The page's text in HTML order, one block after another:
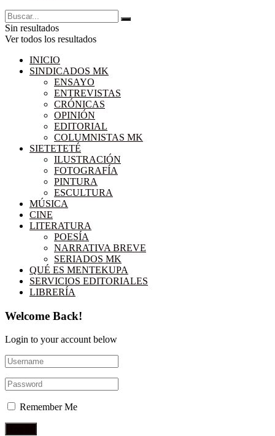
Sin resultados
Ver todos los resultados
INICIO
SINDICADOS MK
ENSAYO
ENTREVISTAS
CRÓNICAS
OPINIÓN
EDITORIAL
COLUMNISTAS MK
SIETETETÉ
ILUSTRACIÓN
FOTOGRAFÍA
PINTURA
ESCULTURA
MÚSICA
CINE
LITERATURA
POESÍA
NARRATIVA BREVE
SERIADOS MK
QUÉ ES MENTEKUPA
SERVICIOS EDITORIALES
LIBRERÍA
Welcome Back!
Login to your account below
Remember Me